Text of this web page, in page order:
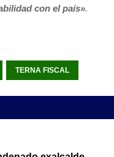
con el país».
TERNA FISCAL